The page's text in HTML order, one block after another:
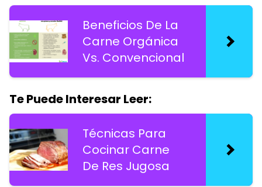
Beneficios De La
Carne Orgánica
Vs. Convencional
Te Puede Interesar Leer:
Técnicas Para
Cocinar Carne
De Res Jugosa